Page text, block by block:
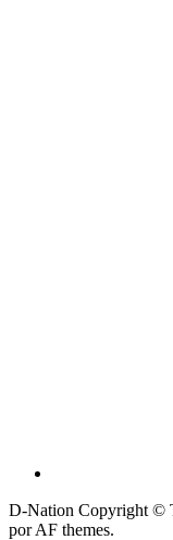
D-Nation Copyright ©
por AF themes.